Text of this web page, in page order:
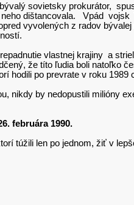
sovietsky prokurátor,
dištancovala. Vpád
vyvolených z radov
vlastnej krajiny a
že títo ľudia boli natoľko
po prevrate v roku 1989
nikdy by nedopustili milióny
februára 1990.
túžili len po jednom, žiť v